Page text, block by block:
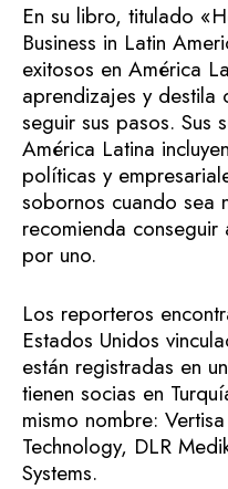
En su libro, titulado
Business in Latin
exitosos en América
aprendizajes y destila
seguir sus pasos. Sus
América Latina
políticas y
sobornos cuando sea
recomienda
por uno.
Los reporteros
Estados Unidos
están registradas en
tienen socias en
mismo nombre:
Technology, DLR
Systems.